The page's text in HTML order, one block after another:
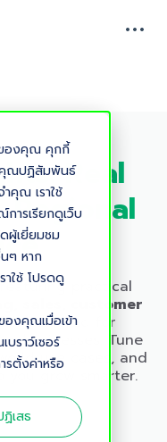
ของคุณ คุกกี้
คุณปฏิสัมพันธ์
คุณ เราใช้
ารเรียกดูเว็บ
ดผู้เยี่ยมชม
ๆ หาก
ใช้ โปรดดู
งคุณเมื่อเข้า
บราว์เซอร์
รตั้งค่าหรือ
ฏิเสธ
Real
Regional
practical
sales, customer
— tailored for
businesses. Tune
use cases, and
you grow smarter.